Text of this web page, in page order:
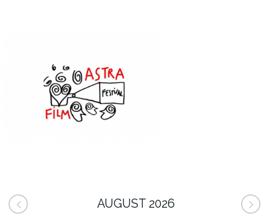
AUGUST 2026